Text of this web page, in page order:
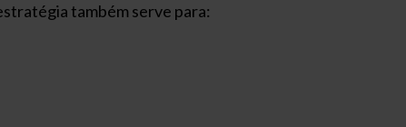
também serve para: